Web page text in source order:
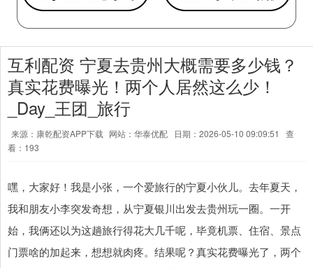
互利配资 宁夏去贵州大概需要多少钱？
真实花费曝光！两个人居然这么少！
_Day_王团_旅行
来源：康乾配资APP下载 网站：华泰优配 日期：2026-05-10 09:09:51
查
看：193
嘿，大家好！我是小张，一个爱旅行的宁夏小伙儿。去年夏天，
我和朋友小李突发奇想，从宁夏银川出发去贵州玩一圈。一开
始，我俩还以为这趟旅行得花大几千呢，毕竟机票、住宿、景点
门票啥的加起来，想想就肉疼。结果呢？真实花费曝光了，两个